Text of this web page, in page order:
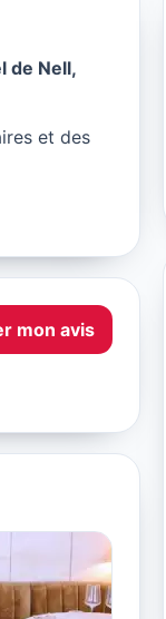
de Nell,
et des
mon avis